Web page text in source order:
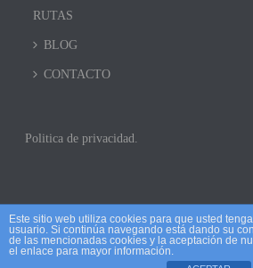
RUTAS
BLOG
CONTACTO
Politica de privacidad.
Este sitio web utiliza cookies para que usted
usuario. Si continúa navegando está dando su
de las mencionadas cookies y la aceptación de
el enlace para mayor información.